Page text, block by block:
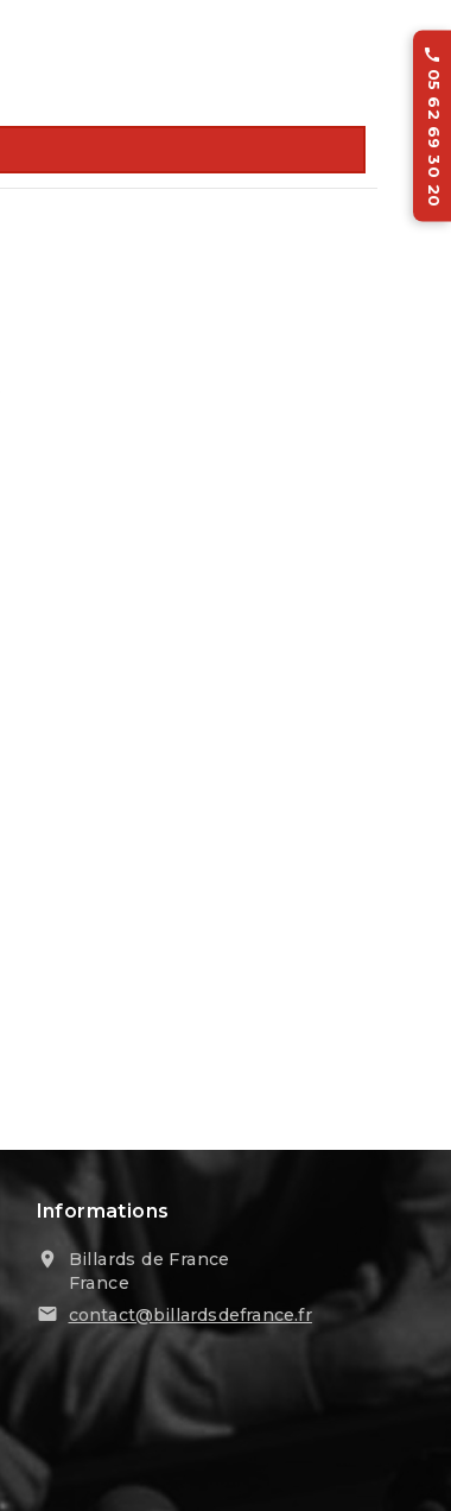
Informations

Billards de France
France
 contact@billardsdefrance.fr

05 62 69 30 20